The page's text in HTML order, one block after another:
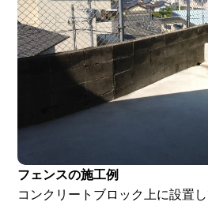
フェンスの施工例
コンクリートブロック上に設置